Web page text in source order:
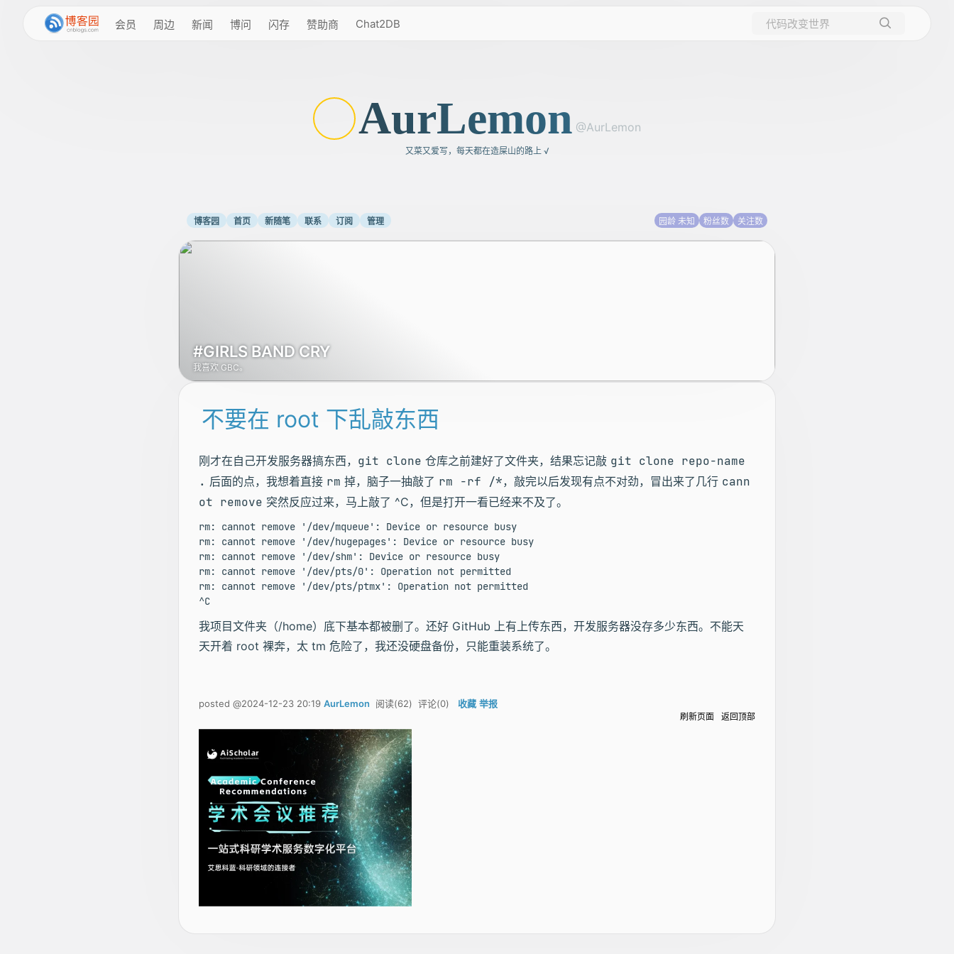
会员 周边 新闻 博问 闪存 赞助商 Chat2DB
AurLemon
又菜又爱写，每天都在造屎山的路上 √
博客园 首页 新随笔 联系 订阅 管理 园龄 未知 粉丝数 关注数
#GIRLS BAND CRY
我喜欢 GBC。
不要在 root 下乱敲东西
刚才在自己开发服务器搞东西， git clone 仓库之前建好了文件夹，结果忘记敲 git clone repo-name
. 后面的点，我想着直接 rm 掉，脑子一抽敲了 rm -rf /*，敲完以后发现有点不对劲，冒出来了几行 cann
ot remove 突然反应过来，马上敲了 ^C，但是打开一看已经来不及了。
rm: cannot remove '/dev/mqueue': Device or resource busy
rm: cannot remove '/dev/hugepages': Device or resource busy
rm: cannot remove '/dev/shm': Device or resource busy
rm: cannot remove '/dev/pts/0': Operation not permitted
rm: cannot remove '/dev/pts/ptmx': Operation not permitted
我项目文件夹（/home）底下基本都被删了。还好 GitHub 上有上传东西，开发服务器没存多少东西。不能天
天开着 root 裸奔，太 tm 危险了，我还没硬盘备份，只能重装系统了。
posted @2024-12-23 20:19 AurLemon 阅读(62) 评论(0)收藏 举报
刷新页面 返回顶部